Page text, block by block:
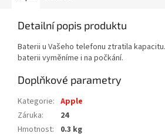
Detailní popis produktu
Baterii u Vašeho telefonu ztratila
baterii vyměníme i na počkání.
Doplňkové parametry
Kategorie: Apple
Záruka:
24
Hmotnost: 0.3 kg